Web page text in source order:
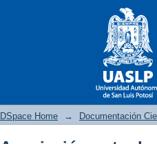
DSpace Home → Documentación